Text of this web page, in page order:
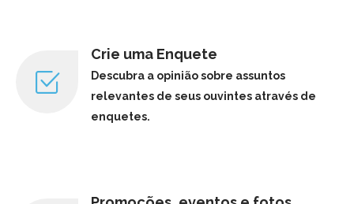
Crie uma Enquete
Descubra a opinião sobre assuntos
relevantes de seus ouvintes através de
enquetes.